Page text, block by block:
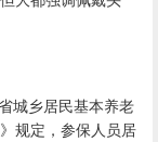
城乡居民基本养老
规定，参保人员居